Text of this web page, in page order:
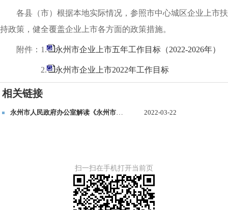
各县（市）根据本地实际情况，参照市中心城区企业上市扶
持政策，健全覆盖企业上市各方面的政策措施。
附件：1. 永州市企业上市五年工作目标（2022-2026年）
2. 永州市企业上市2022年工作目标
相关链接
2022-03-22
扫一扫在手机打开当前页